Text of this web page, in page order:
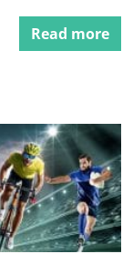
Read more